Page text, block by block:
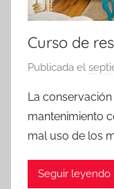
Curso de
Publicada el
La
mantenimiento
mal uso de los
Seguir leyendo